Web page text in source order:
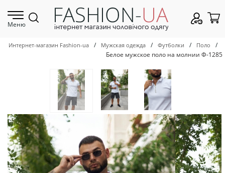
Меню
Интернет-магазин Fashion-ua / Мужская одежда / Футболки / Поло
/
Белое мужское поло на молнии Ф-1285